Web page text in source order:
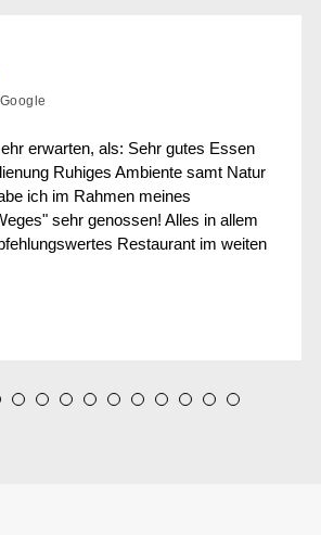
erwarten, als: Sehr gutes Essen
Ruhiges Ambiente samt Natur
ich im Rahmen meines
sehr genossen! Alles in allem
Restaurant im weiten